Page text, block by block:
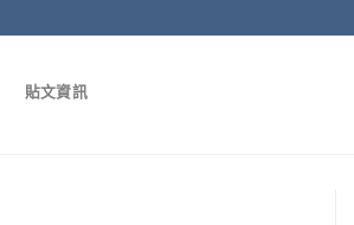
貼文資訊